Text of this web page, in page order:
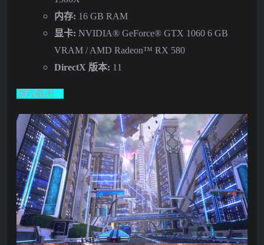
内存: 16 GB RAM
显卡: NVIDIA® GeForce® GTX 1060 6 GB
VRAM / AMD Radeon™ RX 580
DirectX 版本: 11
游戏截图：